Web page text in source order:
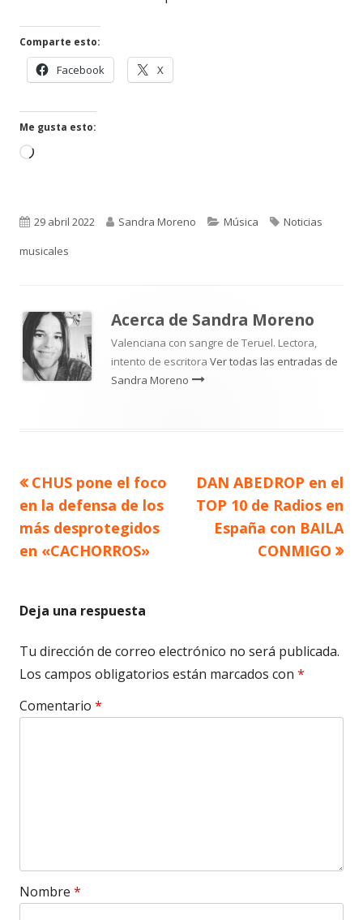
Comparte esto:
Facebook
en
X
en
Me gusta esto:
Cargando...
Publicado
el
29 abril 2022 Autor
Sandra Moreno Categorías
Música Etiquetas
Noticias
musicales
Acerca de Sandra Moreno
Valenciana con sangre de Teruel. Lectora,
intento de escritora Ver todas las entradas de
Sandra Moreno
Navegación
de
entradas
Artículo
anterior
CHUS pone el foco
en la defensa de los
más desprotegidos
en «CACHORROS»
Artículo
siguiente
DAN ABEDROP en el
TOP 10 de Radios en
España con BAILA
CONMIGO
Deja una respuesta
Tu dirección de correo electrónico no será publicada.
Los campos obligatorios están marcados con *
Comentario *
Nombre *